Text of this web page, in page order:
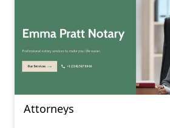
Attorneys